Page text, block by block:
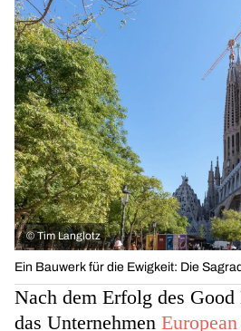
© Tim Langlotz
Ein Bauwerk für die Ewigkeit: Die
Nach dem Erfolg des
das Unternehmen